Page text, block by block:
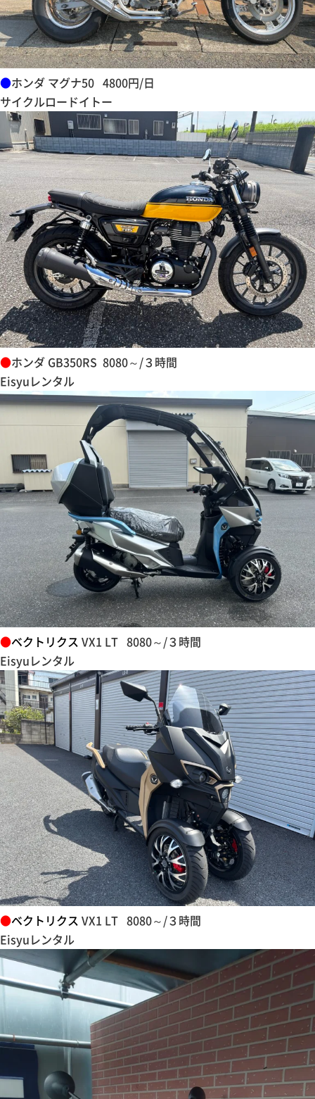
●ホンダ マグナ50 4800円/日
サイクルロードイトー
●ホンダ GB350RS 8080～/３時間
Eisyuレンタル
●ベクトリクス VX1 LT 8080～/３時間
Eisyuレンタル
●ベクトリクス VX1 LT 8080～/３時間
Eisyuレンタル